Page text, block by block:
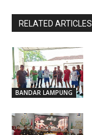
RELATED ARTICLES
BANDAR LAMPUNG